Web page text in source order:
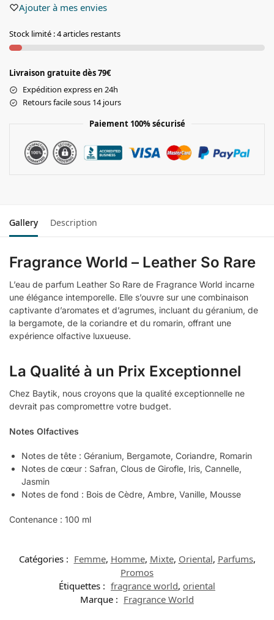
Ajouter à mes envies
Stock limité : 4 articles restants
Livraison gratuite dès 79€
Expédition express en 24h
Retours facile sous 14 jours
Paiement 100% sécurisé
Gallery Description
Fragrance World – Leather So Rare
L’eau de parfum Leather So Rare de Fragrance World incarne
une élégance intemporelle. Elle s’ouvre sur une combinaison
captivante d’aromates et d’agrumes, incluant du géranium, de
la bergamote, de la coriandre et du romarin, offrant une
expérience olfactive luxueuse.
La Qualité à un Prix Exceptionnel
Chez Baytik, nous croyons que la qualité exceptionnelle ne
devrait pas compromettre votre budget.
Notes Olfactives
Notes de tête : Géranium, Bergamote, Coriandre, Romarin
Notes de cœur : Safran, Clous de Girofle, Iris, Cannelle,
Jasmin
Notes de fond : Bois de Cèdre, Ambre, Vanille, Mousse
Contenance : 100 ml
Catégories : Femme, Homme, Mixte, Oriental, Parfums,
Promos
Étiquettes : fragrance world, oriental
Marque : Fragrance World